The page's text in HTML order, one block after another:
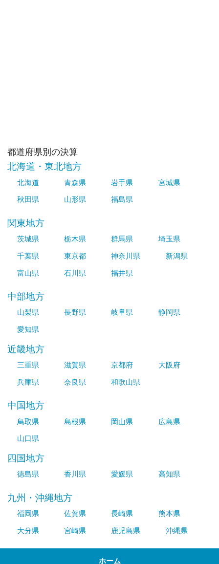
都道府県別の決算
北海道・東北地方
北海道 青森県 岩手県
宮城県
秋田県
山形県 福島県
関東地方
茨城県 栃木県 群馬県
埼玉県
千葉県
東京都 神奈川県
新潟県
富山県
石川県 福井県
中部地方
山梨県 長野県 岐阜県
静岡県
愛知県
近畿地方
三重県 滋賀県 京都府
大阪府
兵庫県
奈良県 和歌山県
中国地方
鳥取県 島根県 岡山県
広島県
山口県
四国地方
徳島県 香川県 愛媛県 高知県
九州・沖縄地方
福岡県 佐賀県 長崎県
熊本県
大分県
宮崎県 鹿児島県 沖縄県
ホーム